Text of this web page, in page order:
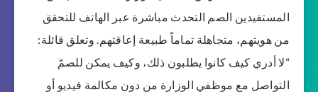
المستفيدين الصم التحدث مباشرة عبر الهاتف للتحقق
من هويتهم، متجاهلة تماماً طبيعة إعاقتهم. وتعلق قائلة:
“لا أدري كيف كانوا يطلبون ذلك، وكيف يمكن للصمّ
التواصل مع موظفي الوزارة من دون مكالمة فيديو أو